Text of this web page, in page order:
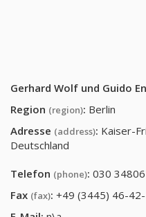
Gerhard Wolf und Guido
Region (region): Berlin
Adresse (address): Kaiser-
Deutschland
Telefon (phone): 030
Fax (fax): +49 (3445) 46-